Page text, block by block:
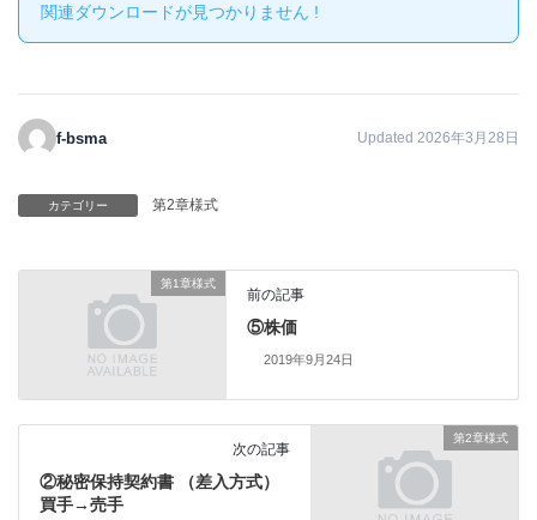
関連ダウンロードが見つかりません !
f-bsma Updated 2026年3月28日
カテゴリー 第2章様式
第1章様式
前の記事
⑤株価
2019年9月24日
第2章様式
次の記事
②秘密保持契約書 （差入方式）
買手→売手